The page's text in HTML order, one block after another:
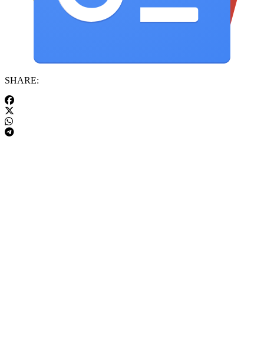
SHARE: